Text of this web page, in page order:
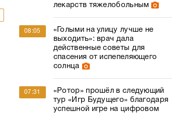
лекарств тяжелобольным
08:05
«Голыми на улицу лучше не
выходить»: врач дала
действенные советы для
спасения от испепеляющего
солнца
07:31
«Ротор» прошёл в следующий
тур «Игр Будущего» благодаря
успешной игре на цифровом